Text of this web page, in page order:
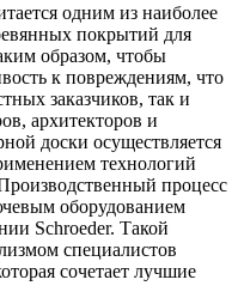
одним из наиболее
покрытий для
образом, чтобы
к повреждениям, что
заказчиков, так и
архитекторов и
доски осуществляется
технологий
процесс
оборудованием
Schroeder. Такой
специалистов
сочетает лучшие